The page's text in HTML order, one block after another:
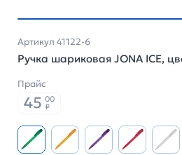
Артикул 41122-6
Ручка шариковая JONA ICE,
Прайс
45 00
₽